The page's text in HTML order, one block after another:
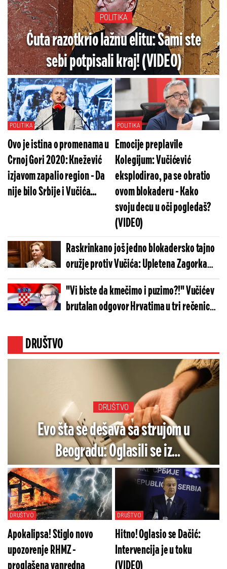
POLITIKA
Ćuta razotkrio lažnu elitu: Sami ste
sebi potpisali kraj! (VIDEO)
POLITIKA
Ovo je istina o promenama u
Crnoj Gori 2020: Knežević
izjavom zapalio region - Da
nije bilo Srbije i Vučića...
POLITIKA
Emocije preplavile
Kolegijum: Vučićević
eksplodirao, pa se obratio
ovom blokaderu - Kako
svoju decu u oči pogledaš?
(VIDEO)
Raskrinkano još jedno blokadersko tajno
oružje protiv Vučića: Upletena Zagorka
Dolovac - Ovaj dokument sve dokazuje
(FOTO)
"Vi biste da kmečimo i puzimo?!" Vučićev
brutalan odgovor Hrvatima u tri rečenice:
DRUŠTVO
DRUŠTVO
Evo šta se dešava sa strujom u
Beogradu: Oglasili se iz
Elektrodistribucije
DRUŠTVO
Apokalipsa! Stiglo novo
upozorenje RHMZ -
proglašena vanredna
DRUŠTVO
Hitno! Oglasio se Dačić:
Intervencija je u toku
(VIDEO)